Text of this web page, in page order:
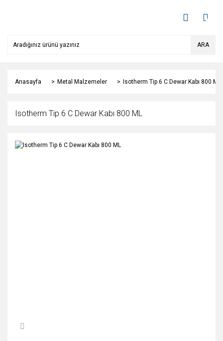
ARA
Anasayfa Metal Malzemeler Isotherm Tip 6 C Dewar Kabı 800 ML
Isotherm Tip 6 C Dewar Kabı 800 ML